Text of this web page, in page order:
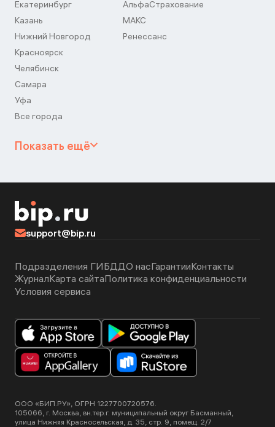
Екатеринбург
Казань
Нижний Новгород
Красноярск
Челябинск
Самара
Уфа
Все города
АльфаСтрахование
МАКС
Ренессанс
Показать ещё
support@bip.ru
Подразделения ГИБДДО насГарантииКонтакты
ЖурналКарта сайтаПолитика конфиденциальности
Условия сервиса
ООО «БИП.РУ», ОГРН 1227700720576.
105066, г. Москва, вн.тер.г. муниципальный округ Басманный,
улица Нижняя Красносельская, д. 35, стр. 9, помещ. 2/7